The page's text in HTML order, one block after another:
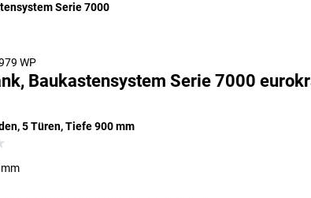
Serie 7000
WP
Baukastensystem Serie 7000
5 Türen, Tiefe 900 mm